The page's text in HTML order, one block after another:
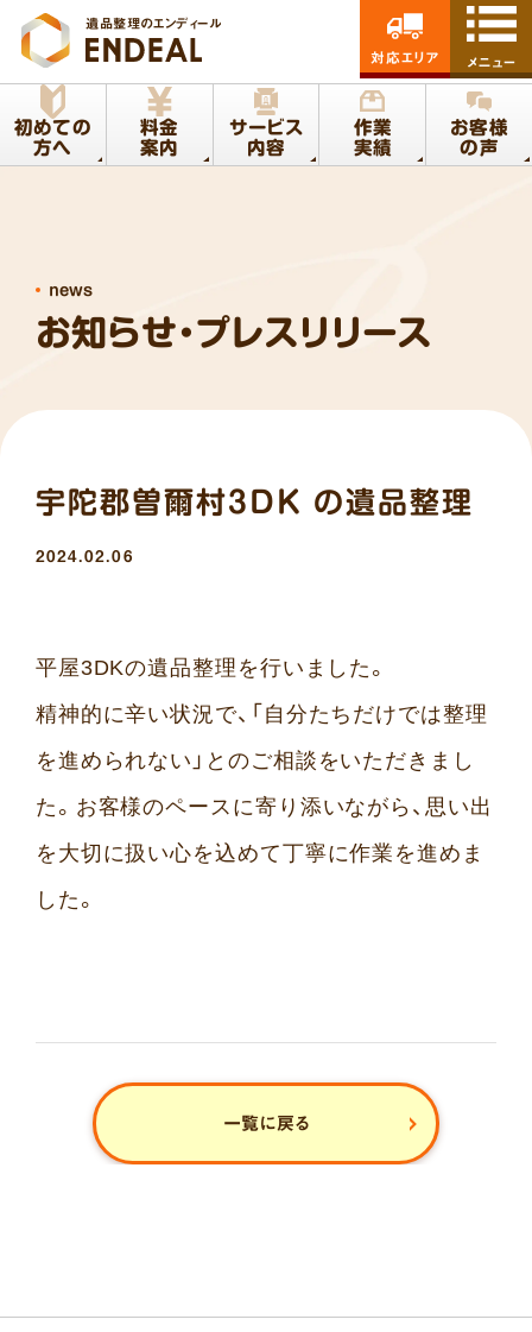
遺品整理のエンディール
初めての
方へ
料金
案内
サービス
内容
作業
実績
お客様
の声
対応エリア メニュー
お知らせ・プレスリリース
news
宇陀郡曽爾村3DK の遺品整理
2024.02.06
平屋3DKの遺品整理を行いました。
精神的に辛い状況で、「自分たちだけでは整理
を進められない」とのご相談をいただきまし
た。お客様のペースに寄り添いながら、思い出
を大切に扱い心を込めて丁寧に作業を進めま
した。
一覧に戻る